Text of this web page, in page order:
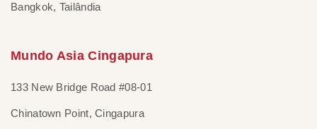
Bangkok, Tailândia
Mundo Asia Cingapura
133 New Bridge Road #08-01
Chinatown Point, Cingapura